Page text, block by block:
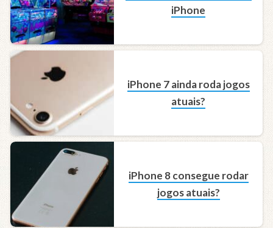
iPhone
iPhone 7 ainda roda jogos
atuais?
iPhone 8 consegue rodar
jogos atuais?